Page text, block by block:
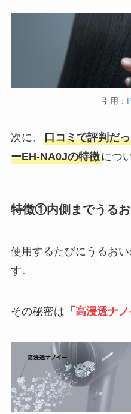
引用：
次に、 口コミで評判だ
ーEH-NA0Jの特徴につ
特徴①内側までうる
使用するたびにうるお
す。
その秘密は 「高浸透ナノ